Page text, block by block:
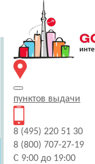
пунктов выдачи
8 (495) 220 51 30
8 (800) 707-27-19
С 9:00 до 19:00